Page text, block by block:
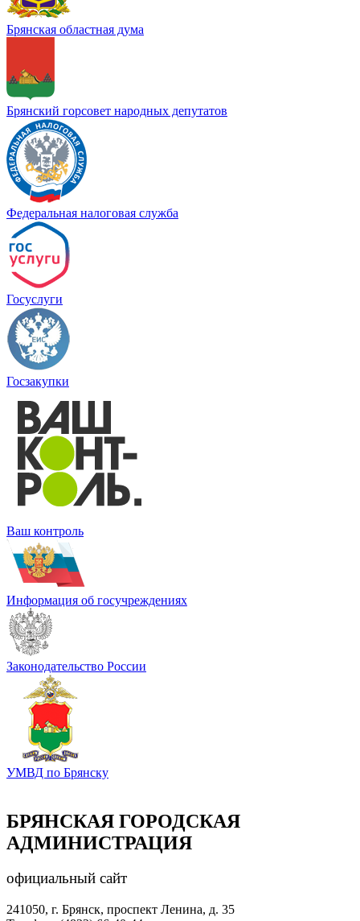
Брянская областная дума
Брянский горсовет народных депутатов
Федеральная налоговая служба
Госуслуги
Госзакупки
Ваш контроль
Информация об госучреждениях
Законодательство России
УМВД по Брянску
БРЯНСКАЯ ГОРОДСКАЯ
АДМИНИСТРАЦИЯ
официальный сайт
241050, г. Брянск, проспект Ленина, д. 35